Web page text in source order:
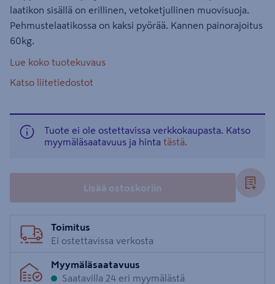
laatikon sisällä on erillinen, vetoketjullinen muovisuoja.
Pehmustelaatikossa on kaksi pyörää. Kannen painorajoitus
60kg.
Lue koko tuotekuvaus
Katso liitetiedostot
Tuote ei ole ostettavissa verkkokaupasta. Katso
myymäläsaatavuus ja hinta tästä.
Lisää ostoskoriin
Toimitus
Ei ostettavissa verkosta
Myymäläsaatavuus
Saatavilla 24 eri myymälästä